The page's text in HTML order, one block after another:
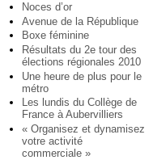
Noces d’or
Avenue de la République
Boxe féminine
Résultats du 2e tour des
élections régionales 2010
Une heure de plus pour le
métro
Les lundis du Collège de
France à Aubervilliers
« Organisez et dynamisez
votre activité
commerciale »